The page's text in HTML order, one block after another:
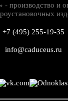
производство и
+7 (495) 255-19-35
info@caduceus.ru